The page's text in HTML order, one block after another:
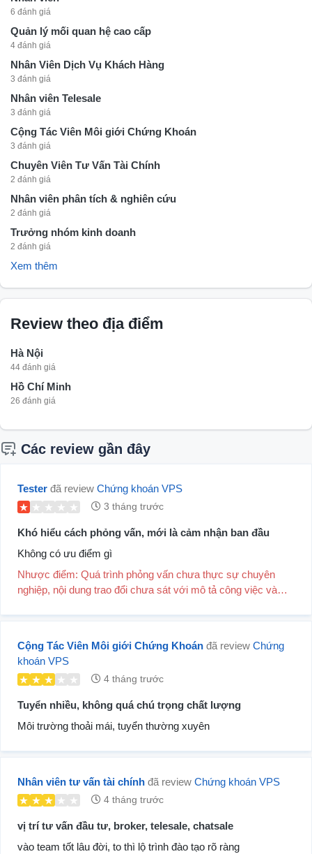
6 đánh giá
Quản lý mối quan hệ cao cấp
4 đánh giá
Nhân Viên Dịch Vụ Khách Hàng
3 đánh giá
Nhân viên Telesale
3 đánh giá
Cộng Tác Viên Môi giới Chứng Khoán
3 đánh giá
Chuyên Viên Tư Vấn Tài Chính
2 đánh giá
Nhân viên phân tích & nghiên cứu
2 đánh giá
Trưởng nhóm kinh doanh
2 đánh giá
Xem thêm
Review theo địa điểm
Hà Nội
44 đánh giá
Hồ Chí Minh
26 đánh giá
Các review gần đây
Tester đã review Chứng khoán VPS
3 tháng trước
Khó hiểu cách phỏng vấn, mới là cảm nhận ban đầu
Không có ưu điểm gì
Nhược điểm: Quá trình phỏng vấn chưa thực sự chuyên
nghiệp, nội dung trao đổi chưa sát với mô tả công việc và
Cộng Tác Viên Môi giới Chứng Khoán đã review Chứng
khoán VPS
4 tháng trước
Tuyển nhiều, không quá chú trọng chất lượng
Môi trường thoải mái, tuyển thường xuyên
Nhân viên tư vấn tài chính đã review Chứng khoán VPS
4 tháng trước
vị trí tư vấn đầu tư, broker, telesale, chatsale
vào team tốt lâu đời, to thì lộ trình đào tạo rõ ràng